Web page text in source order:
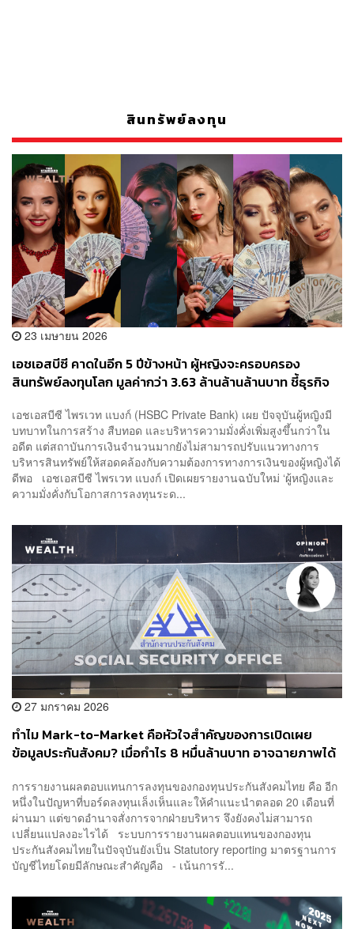
สินทรัพย์ลงทุน
23 เมษายน 2026
เอชเอสบีซี คาดในอีก 5 ปีข้างหน้า ผู้หญิงจะครอบครอง
สินทรัพย์ลงทุนโลก มูลค่ากว่า 3.63 ล้านล้านล้านบาท ชี้ธุรกิจ
เอชเอสบีซี ไพรเวท แบงก์ (HSBC Private Bank) เผย ปัจจุบันผู้หญิงมี
บทบาทในการสร้าง สืบทอด และบริหารความมั่งคั่งเพิ่มสูงขึ้นกว่าใน
อดีต แต่สถาบันการเงินจำนวนมากยังไม่สามารถปรับแนวทางการ
บริหารสินทรัพย์ให้สอดคล้องกับความต้องการทางการเงินของผู้หญิงได้
ดีพอ เอชเอสบีซี ไพรเวท แบงก์ เปิดเผยรายงานฉบับใหม่ ‘ผู้หญิงและ
ความมั่งคั่งกับโอกาสการลงทุนระด...
27 มกราคม 2026
ทำไม Mark-to-Market คือหัวใจสำคัญของการเปิดเผย
ข้อมูลประกันสังคม? เมื่อกำไร 8 หมื่นล้านบาท อาจฉายภาพได้
การรายงานผลตอบแทนการลงทุนของกองทุนประกันสังคมไทย คือ อีก
หนึ่งในปัญหาที่บอร์ดลงทุนเล็งเห็นและให้คำแนะนำตลอด 20 เดือนที่
ผ่านมา แต่ขาดอำนาจสั่งการจากฝ่ายบริหาร จึงยังคงไม่สามารถ
เปลี่ยนแปลงอะไรได้ ระบบการรายงานผลตอบแทนของกองทุน
ประกันสังคมไทยในปัจจุบันยังเป็น Statutory reporting มาตรฐานการ
บัญชีไทยโดยมีลักษณะสำคัญคือ - เน้นการรั...